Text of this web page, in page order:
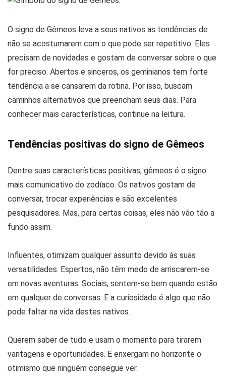
O signo de Gêmeos leva a seus nativos as tendências de
não se acostumarem com o que pode ser repetitivo. Eles
precisam de novidades e gostam de conversar sobre o que
for preciso. Abertos e sinceros, os geminianos tem forte
tendência a se cansarem da rotina. Por isso, buscam
caminhos alternativos que preencham seus dias. Para
conhecer mais características, continue na leitura.
Tendências positivas do signo de Gêmeos
Dentre suas características positivas, gêmeos é o signo
mais comunicativo do zodíaco. Os nativos gostam de
conversar, trocar experiências e são excelentes
pesquisadores. Mas, para certas coisas, eles não vão tão a
fundo assim.
Influentes, otimizam qualquer assunto devido às suas
versatilidades. Espertos, não têm medo de arriscarem-se
em novas aventuras. Sociais, sentem-se bem quando estão
em qualquer de conversas. E a curiosidade é algo que não
pode faltar na vida destes nativos.
Querem saber de tudo e usam o momento para tirarem
vantagens e oportunidades. E enxergam no horizonte o
otimismo que ninguém consegue ver.